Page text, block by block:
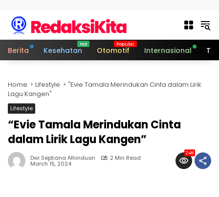
Berita Kesehatan Otomotif Internasional
Home Lifestyle
"Evie Tamala Merindukan Cinta dalam Lirik
Lagu Kangen"
Lifestyle
“Evie Tamala Merindukan Cinta
dalam Lirik Lagu Kangen”
Dwi Septiana Alhinduan 2 Min Read
March 15, 2024
248